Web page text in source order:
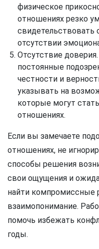
физическое
отношениях резко
свидетельствовать
отсутствии
Отсутствие
постоянные
честности и
указывать на
которые могут
отношениях.
Если вы замечаете
отношениях, не
способы решения
свои ощущения и
найти компромиссные
взаимопонимание.
помочь избежать
годы.